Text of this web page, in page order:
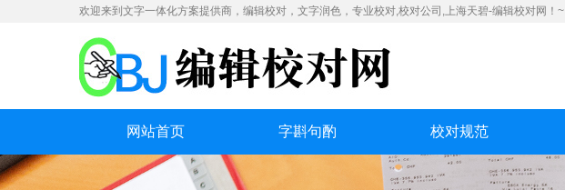
欢迎来到文字一体化方案提供商，编辑校对，文字润色，专业校对,校对公司,上海天碧-编辑校对网！~
网站首页 字斟句酌 校对规范